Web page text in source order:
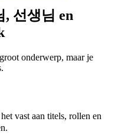
, 선생님 en
onderwerp, maar je
vast aan titels, rollen en